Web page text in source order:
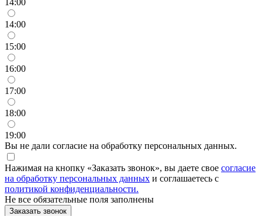
14:00
15:00
16:00
17:00
18:00
19:00
Вы не дали согласие на обработку персональных данных.
Нажимая на кнопку «Заказать звонок», вы даете свое согласие
на обработку персональных данных и соглашаетесь с
политикой конфиденциальности.
Не все обязательные поля заполнены
Заказать звонок